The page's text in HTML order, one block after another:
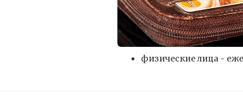
физические лица -